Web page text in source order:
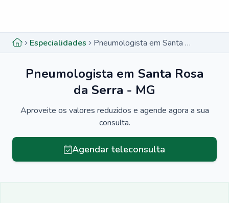
Especialidades Pneumologista em Santa Rosa da Serra - MG
Pneumologista em Santa Rosa
da Serra - MG
Aproveite os valores reduzidos e agende agora a sua
consulta.
Agendar teleconsulta